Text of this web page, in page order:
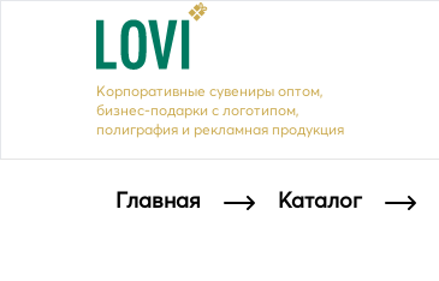
Корпоративные сувениры оптом,
бизнес-подарки с логотипом,
полиграфия и рекламная продукция
Главная Каталог